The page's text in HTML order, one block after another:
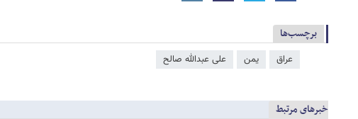
برچسب‌ها
عراق یمن علی عبدالله صالح
خبرهای مرتبط